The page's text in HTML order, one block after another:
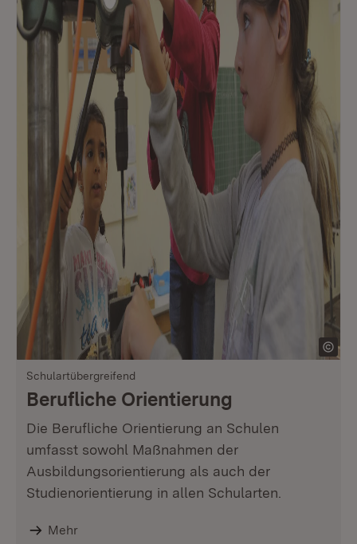
Schulartübergreifend
Berufliche Orientierung
Die Berufliche Orientierung an Schulen
umfasst sowohl Maßnahmen der
Ausbildungsorientierung als auch der
Studienorientierung in allen Schularten.
Mehr